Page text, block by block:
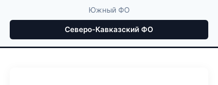
Южный ФО
Северо-Кавказский ФО